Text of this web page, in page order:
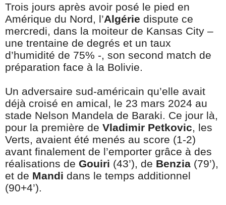
Trois jours après avoir posé le pied en
Amérique du Nord, l’Algérie dispute ce
mercredi, dans la moiteur de Kansas City –
une trentaine de degrés et un taux
d’humidité de 75% -, son second match de
préparation face à la Bolivie.
Un adversaire sud-américain qu’elle avait
déjà croisé en amical, le 23 mars 2024 au
stade Nelson Mandela de Baraki. Ce jour là,
pour la première de Vladimir Petkovic, les
Verts, avaient été menés au score (1-2)
avant finalement de l’emporter grâce à des
réalisations de Gouiri (43’), de Benzia (79’),
et de Mandi dans le temps additionnel
(90+4’).